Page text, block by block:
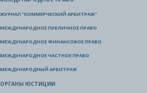
ЖУРНАЛ "КОММЕРЧЕСКИЙ АРБИТРАЖ"
МЕЖДУНАРОДНОЕ ПУБЛИЧНОЕ ПРАВО
МЕЖДУНАРОДНОЕ ФИНАНСОВОЕ ПРАВО
МЕЖДУНАРОДНОЕ ЧАСТНОЕ ПРАВО
МЕЖДУНАРОДНЫЙ АРБИТРАЖ
ОРГАНЫ ЮСТИЦИИ